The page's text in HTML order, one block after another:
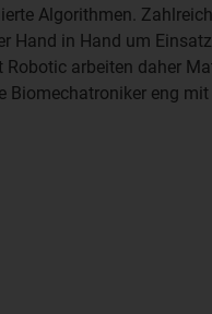
Algorithmen.
Hand in Hand um
arbeiten daher
Biomechatroniker eng